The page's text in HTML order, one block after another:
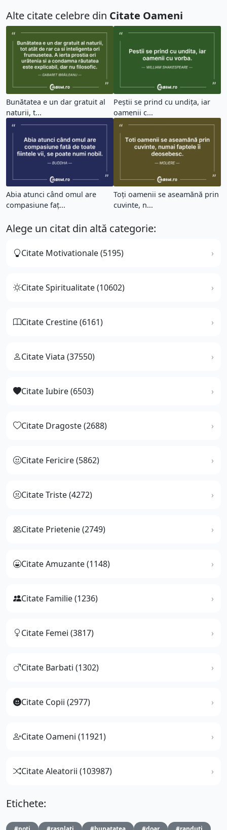
Alte citate celebre din Citate Oameni
Bunătatea e un dar gratuit al
naturii, t...
Peștii se prind cu undița, iar
oamenii c...
Abia atunci când omul are
compasiune faț...
Toți oamenii se aseamănă prin
cuvinte, n...
Alege un citat din altă categorie:
Citate Motivationale (5195)
Citate Spiritualitate (10602)
Citate Crestine (6161)
Citate Viata (37550)
Citate Iubire (6503)
Citate Dragoste (2688)
Citate Fericire (5862)
Citate Triste (4272)
Citate Prietenie (2749)
Citate Amuzante (1148)
Citate Familie (1236)
Citate Femei (3817)
Citate Barbati (1302)
Citate Copii (2977)
Citate Oameni (11921)
Citate Aleatorii (103987)
Etichete: